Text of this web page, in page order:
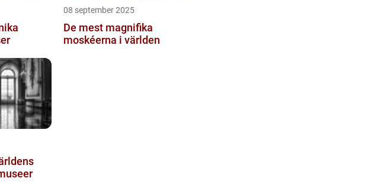
08 september 2025
De mest magnifika
moskéerna i världen